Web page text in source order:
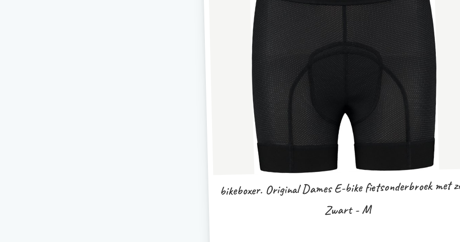
bikeboxer. Original Dames E-bike fietsonderbroek met
Zwart - M